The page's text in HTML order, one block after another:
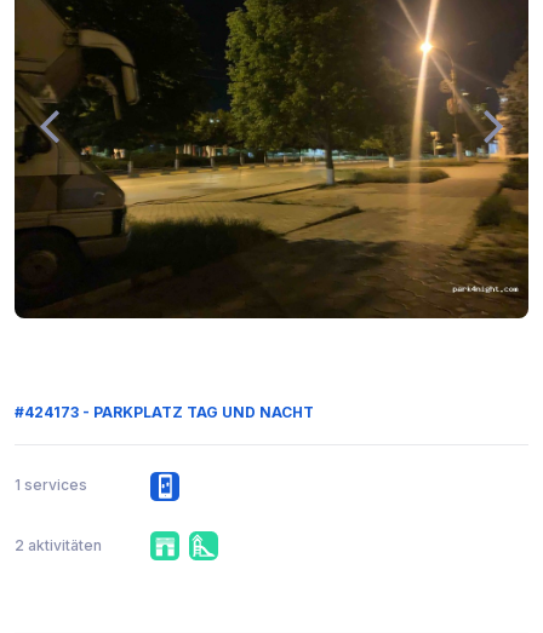
#424173 - PARKPLATZ TAG UND NACHT
1 services
2 aktivitäten